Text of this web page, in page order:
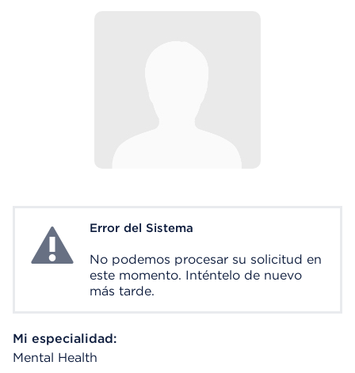
System ErrorError del Sistema
No podemos procesar su solicitud en
este momento. Inténtelo de nuevo
más tarde.
Mi especialidad:
Mental Health